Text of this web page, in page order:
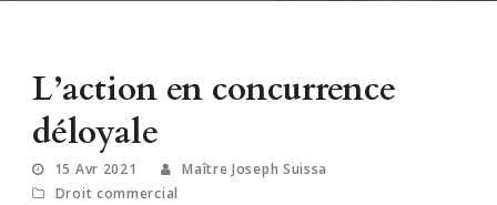
L’action en concurrence
déloyale
15 Avr 2021
Maître Joseph Suissa
Droit commercial